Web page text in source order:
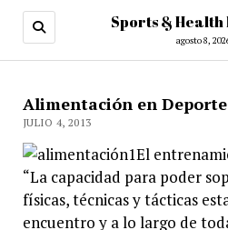
Sports & Health
agosto 8,
Alimentación en
JULIO 4, 2013
El
“La capacidad para poder
físicas, técnicas y tácticas
encuentro y a lo largo de